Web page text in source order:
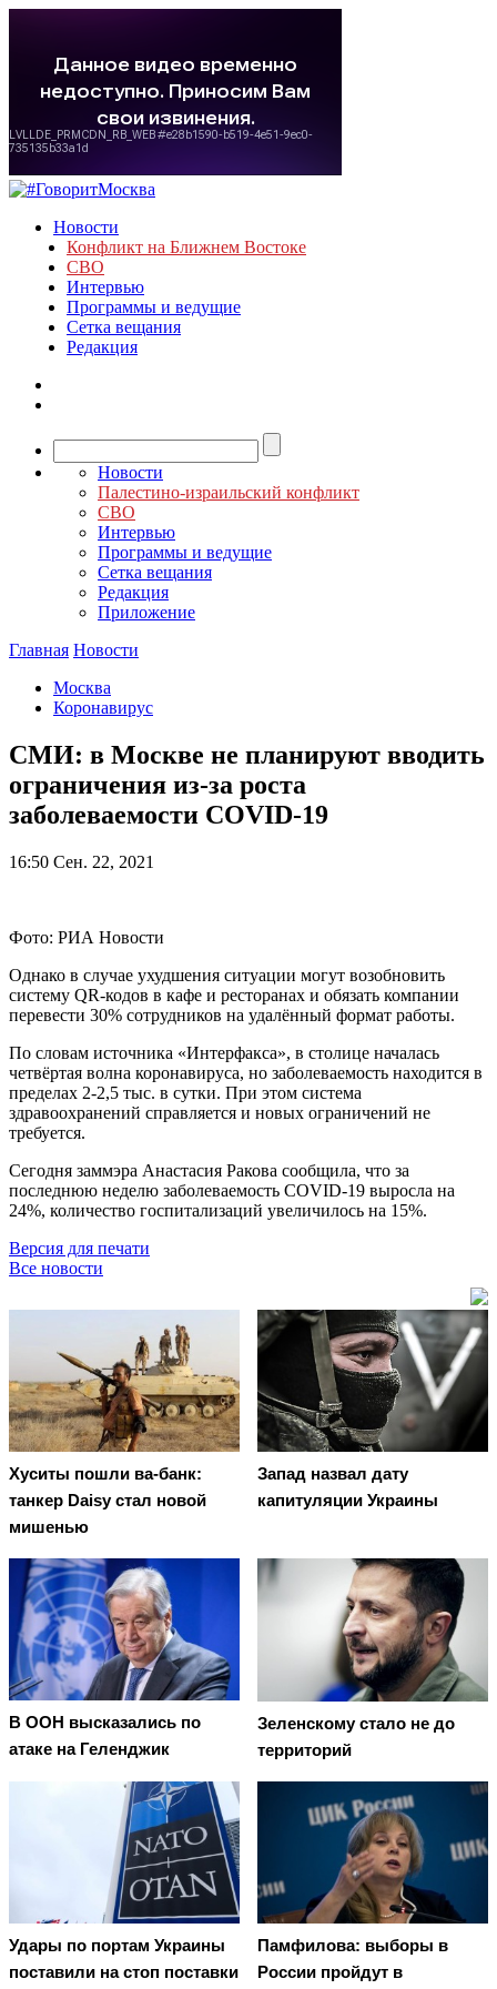
Новости
Конфликт на Ближнем Востоке
СВО
Интервью
Программы и ведущие
Сетка вещания
Редакция
Новости
Палестино-израильский конфликт
СВО
Интервью
Программы и ведущие
Сетка вещания
Редакция
Приложение
Главная Новости
Москва
Коронавирус
СМИ: в Москве не планируют вводить
ограничения из-за роста
заболеваемости COVID-19
16:50 Сен. 22, 2021
Фото: РИА Новости
Однако в случае ухудшения ситуации могут возобновить
систему QR-кодов в кафе и ресторанах и обязать компании
перевести 30% сотрудников на удалённый формат работы.
По словам источника «Интерфакса», в столице началась
четвёртая волна коронавируса, но заболеваемость находится в
пределах 2-2,5 тыс. в сутки. При этом система
здравоохранений справляется и новых ограничений не
требуется.
Сегодня заммэра Анастасия Ракова сообщила, что за
последнюю неделю заболеваемость COVID-19 выросла на
24%, количество госпитализаций увеличилось на 15%.
Версия для печати
Все новости
Хуситы пошли ва-банк:
танкер Daisy стал новой
мишенью
Запад назвал дату
капитуляции Украины
В ООН высказались по
атаке на Геленджик
Зеленскому стало не до
территорий
Удары по портам Украины
поставили на стоп поставки
Памфилова: выборы в
России пройдут в